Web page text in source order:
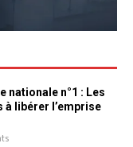
nationale n°1 : Les
libérer l’emprise